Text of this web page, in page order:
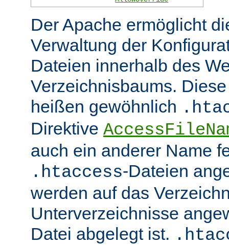
Der Apache ermöglicht
Verwaltung der
Dateien innerhalb des
Verzeichnisbaums.
heißen gewöhnlich
Direktive
auch ein anderer Name
.htaccess-Dateien
werden auf das
Unterverzeichnisse
Datei abgelegt ist.